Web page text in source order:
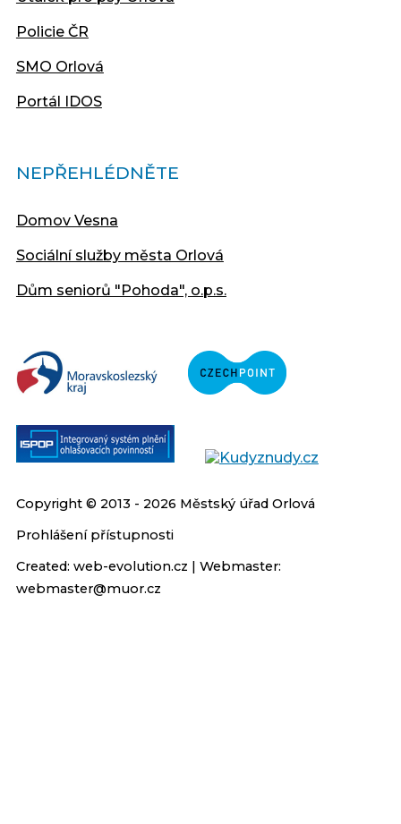
Policie ČR
SMO Orlová
Portál IDOS
NEPŘEHLÉDNĚTE
Domov Vesna
Sociální služby města Orlová
Dům seniorů "Pohoda", o.p.s.
Copyright © 2013 - 2026 Městský úřad Orlová
Prohlášení přístupnosti
Created: web-evolution.cz | Webmaster:
webmaster@muor.cz